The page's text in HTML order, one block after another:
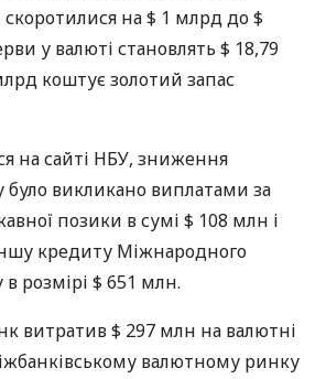
скоротилися на $ 1 млрд до $
у валюті становлять $ 18,79
коштує золотий запас
на сайті НБУ, зниження
було викликано виплатами за
позики в сумі $ 108 млн і
кредиту Міжнародного
розмірі $ 651 млн.
витратив $ 297 млн ​​на валютні
валютному ринку